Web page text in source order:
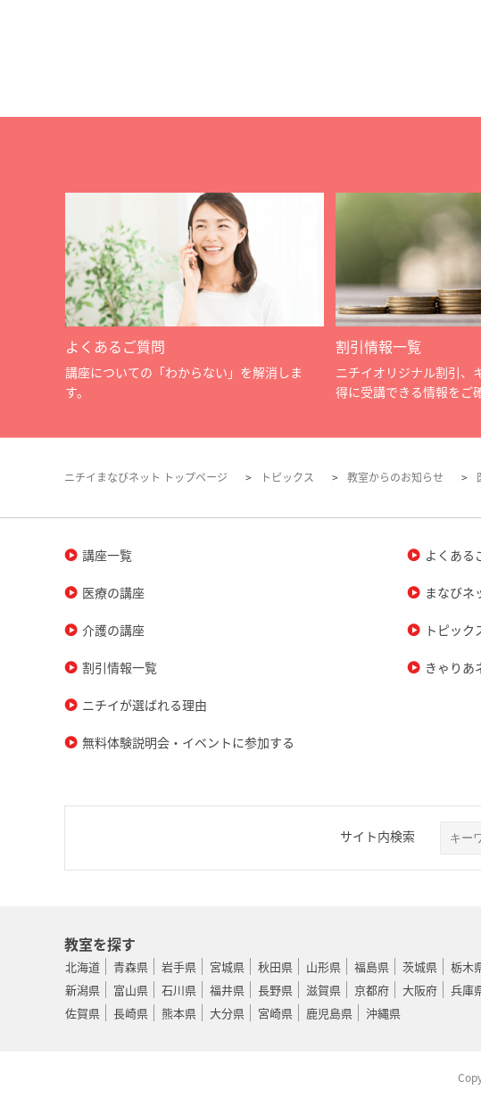
よくあるご質問
講座についての「わからない」を解消しま
す。
割引情報一覧
ニチイオリジナル割引、
得に受講できる情報をご
ニチイまなびネット トップページ トピックス 教室からのお知らせ
講座一覧
医療の講座
介護の講座
割引情報一覧
ニチイが選ばれる理由
無料体験説明会・イベントに参加する
よくある
まなびネ
トピック
きゃりあ
サイト内検索
教室を探す
北海道 青森県 岩手県 宮城県 秋田県 山形県 福島県 茨城県 栃木
新潟県
富山県 石川県 福井県 長野県 滋賀県 京都府 大阪府 兵庫
佐賀県
長崎県 熊本県 大分県 宮崎県 鹿児島県 沖縄県